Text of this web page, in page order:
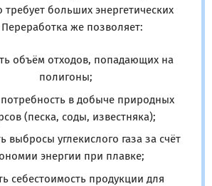
требует больших энергетических
Переработка же позволяет:
объём отходов, попадающих на
полигоны;
потребность в добыче природных
(песка, соды, известняка);
выбросы углекислого газа за счёт
энергии при плавке;
себестоимость продукции для